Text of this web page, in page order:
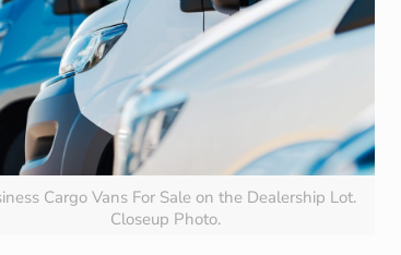
Cargo Vans For Sale on the Dealership Lot.
Closeup Photo.